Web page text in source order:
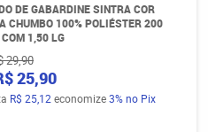
DE GABARDINE SINTRA COR
CHUMBO 100% POLIÉSTER 200
1,50 LG
29,90
25,90
R$ 25,12 economize3%no Pix